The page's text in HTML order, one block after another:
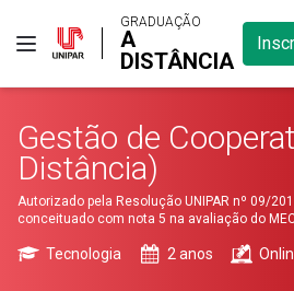
GRADUAÇÃO
A
DISTÂNCIA
Gestão de
Distância)
Autorizado pela Resolução UNIPAR nº 09/
conceituado com nota 5 na avaliação do
Tecnologia 2 anos